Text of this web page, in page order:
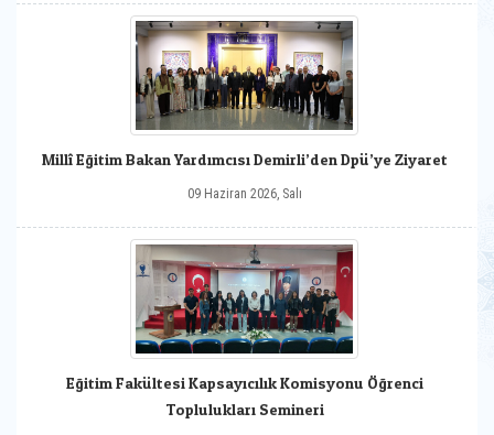
Millî Eğitim Bakan Yardımcısı Demirli’den Dpü’ye Ziyaret
09 Haziran 2026, Salı
Eğitim Fakültesi Kapsayıcılık Komisyonu Öğrenci
Toplulukları Semineri